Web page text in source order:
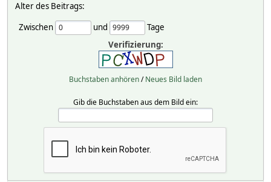
Alter des Beitrags:
Zwischen
und
Tage
Verifizierung:
Buchstaben anhören/Neues Bild laden
Gib die Buchstaben aus dem Bild ein: